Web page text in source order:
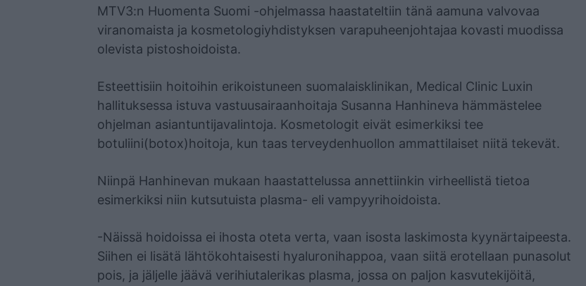
MTV3:n Huomenta Suomi -ohjelmassa haastateltiin tänä aamuna valvovaa
viranomaista ja kosmetologiyhdistyksen varapuheenjohtajaa kovasti muodissa
olevista pistoshoidoista.
Esteettisiin hoitoihin erikoistuneen suomalaisklinikan, Medical Clinic Luxin
hallituksessa istuva vastuusairaanhoitaja Susanna Hanhineva hämmästelee
ohjelman asiantuntijavalintoja. Kosmetologit eivät esimerkiksi tee
botuliini(botox)hoitoja, kun taas terveydenhuollon ammattilaiset niitä tekevät.
Niinpä Hanhinevan mukaan haastattelussa annettiinkin virheellistä tietoa
esimerkiksi niin kutsutuista plasma- eli vampyyrihoidoista.
-Näissä hoidoissa ei ihosta oteta verta, vaan isosta laskimosta kyynärtaipeesta.
Siihen ei lisätä lähtökohtaisesti hyaluronihappoa, vaan siitä erotellaan punasolut
pois, ja jäljelle jäävä verihiutalerikas plasma, jossa on paljon kasvutekijöitä,